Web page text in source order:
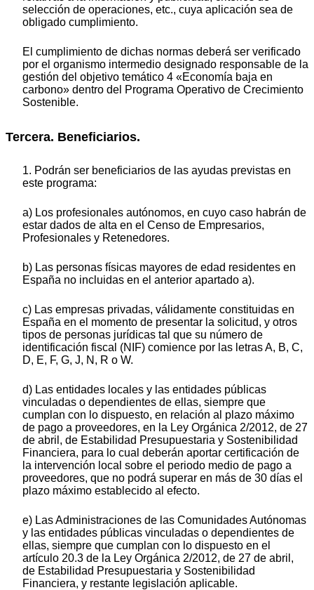
selección de operaciones, etc., cuya aplicación sea de
obligado cumplimiento.
El cumplimiento de dichas normas deberá ser verificado
por el organismo intermedio designado responsable de la
gestión del objetivo temático 4 «Economía baja en
carbono» dentro del Programa Operativo de Crecimiento
Sostenible.
Tercera. Beneficiarios.
1. Podrán ser beneficiarios de las ayudas previstas en
este programa:
a) Los profesionales autónomos, en cuyo caso habrán de
estar dados de alta en el Censo de Empresarios,
Profesionales y Retenedores.
b) Las personas físicas mayores de edad residentes en
España no incluidas en el anterior apartado a).
c) Las empresas privadas, válidamente constituidas en
España en el momento de presentar la solicitud, y otros
tipos de personas jurídicas tal que su número de
identificación fiscal (NIF) comience por las letras A, B, C,
D, E, F, G, J, N, R o W.
d) Las entidades locales y las entidades públicas
vinculadas o dependientes de ellas, siempre que
cumplan con lo dispuesto, en relación al plazo máximo
de pago a proveedores, en la Ley Orgánica 2/2012, de 27
de abril, de Estabilidad Presupuestaria y Sostenibilidad
Financiera, para lo cual deberán aportar certificación de
la intervención local sobre el periodo medio de pago a
proveedores, que no podrá superar en más de 30 días el
plazo máximo establecido al efecto.
e) Las Administraciones de las Comunidades Autónomas
y las entidades públicas vinculadas o dependientes de
ellas, siempre que cumplan con lo dispuesto en el
artículo 20.3 de la Ley Orgánica 2/2012, de 27 de abril,
de Estabilidad Presupuestaria y Sostenibilidad
Financiera, y restante legislación aplicable.